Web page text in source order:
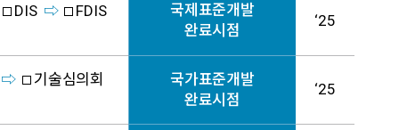
DIS FDIS
국제표준개발
완료시점
‘25
기술심의회
국가표준개발
완료시점
‘25